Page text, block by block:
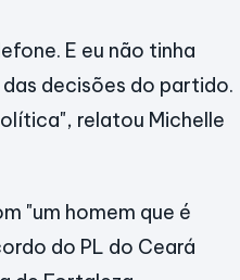
E eu não tinha
decisões do partido.
relatou Michelle
"um homem que é
do PL do Ceará